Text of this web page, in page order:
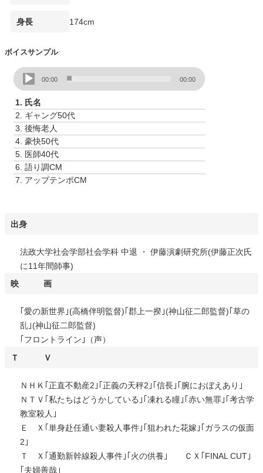
身長 174cm
ボイスサンプル
音
声
レ
ー
ヤ
ー
00:00 00:00
1. 氏名
2. ギャング50代
3. 後悔老人
4. 豪快50代
5.
医師40代
6. 語り調CM
7. アップテンポCM
出身
法政大学社会学部社会学科 中退 ・ 伊藤演劇研究所(伊藤正次氏
に11年間師事)
映 画
｢愛の新世界｣(高橋伴明監督)｢郡上一揆｣(神山征二郎監督)｢草の
乱｣(神山征二郎監督)
｢フロントライン｣（声）
Ｔ Ｖ
ＮＨＫ｢正直不動産2｣｢正義の天秤2｣｢信長｣｢腕におぼえあり｣
ＮＴＶ｢私たちはどうかしている｣｢凍れる瞳｣｢赤い無罪｣｢考古学
教室殺人｣
Ｅ Ｘ｢単身赴任通い妻殺人事件｣｢狙われた花嫁｣｢ガラスの仮面
2｣
Ｔ Ｘ｢通勤新幹線殺人事件｣｢火の供養｣ ＣＸ｢FINAL CUT｣
｢夫婦善哉｣